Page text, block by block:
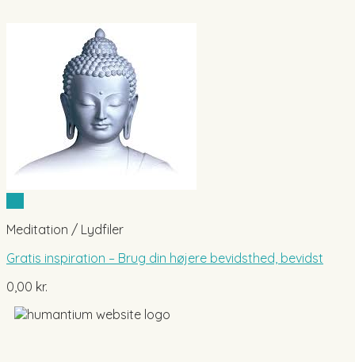
Meditation / Lydfiler
Gratis inspiration – Brug din højere bevidsthed, bevidst
0,00 kr.